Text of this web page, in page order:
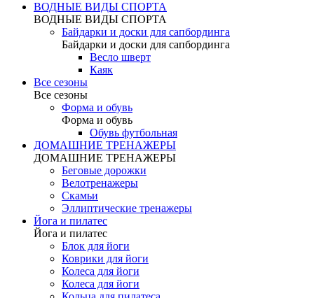
ВОДНЫЕ ВИДЫ СПОРТА
ВОДНЫЕ ВИДЫ СПОРТА
Байдарки и доски для сапбординга
Байдарки и доски для сапбординга
Весло шверт
Каяк
Все сезоны
Все сезоны
Форма и обувь
Форма и обувь
Обувь футбольная
ДОМАШНИЕ ТРЕНАЖЕРЫ
ДОМАШНИЕ ТРЕНАЖЕРЫ
Беговые дорожки
Велотренажеры
Скамьи
Эллиптические тренажеры
Йога и пилатес
Йога и пилатес
Блок для йоги
Коврики для йоги
Колеса для йоги
Колеса для йоги